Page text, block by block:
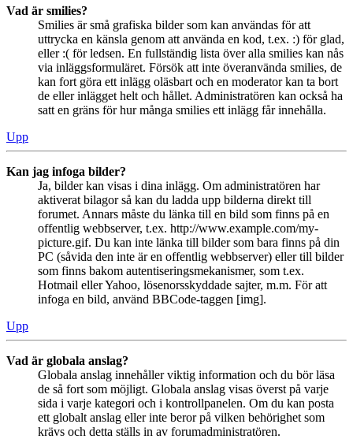
Vad är smilies?
Smilies är små grafiska bilder som kan användas för att
uttrycka en känsla genom att använda en kod, t.ex. :) för glad,
eller :( för ledsen. En fullständig lista över alla smilies kan nås
via inläggsformuläret. Försök att inte överanvända smilies, de
kan fort göra ett inlägg oläsbart och en moderator kan ta bort
de eller inlägget helt och hållet. Administratören kan också ha
satt en gräns för hur många smilies ett inlägg får innehålla.
Upp
Kan jag infoga bilder?
Ja, bilder kan visas i dina inlägg. Om administratören har
aktiverat bilagor så kan du ladda upp bilderna direkt till
forumet. Annars måste du länka till en bild som finns på en
offentlig webbserver, t.ex. http://www.example.com/my-
picture.gif. Du kan inte länka till bilder som bara finns på din
PC (såvida den inte är en offentlig webbserver) eller till bilder
som finns bakom autentiseringsmekanismer, som t.ex.
Hotmail eller Yahoo, lösenorsskyddade sajter, m.m. För att
infoga en bild, använd BBCode-taggen [img].
Upp
Vad är globala anslag?
Globala anslag innehåller viktig information och du bör läsa
de så fort som möjligt. Globala anslag visas överst på varje
sida i varje kategori och i kontrollpanelen. Om du kan posta
ett globalt anslag eller inte beror på vilken behörighet som
krävs och detta ställs in av forumadministratören.